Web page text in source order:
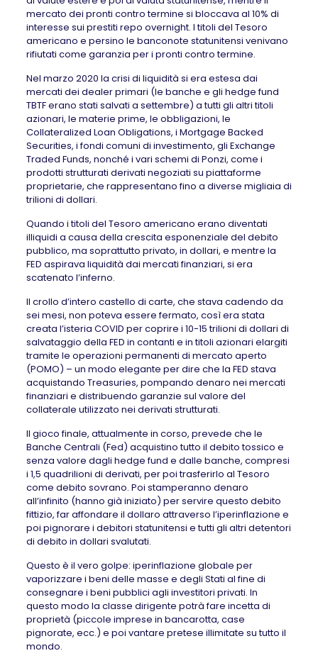
mercato dei pronti contro termine si bloccava al 10% di
interesse sui prestiti repo overnight. I titoli del Tesoro
americano e persino le banconote statunitensi venivano
rifiutati come garanzia per i pronti contro termine.
Nel marzo 2020 la crisi di liquidità si era estesa dai
mercati dei dealer primari (le banche e gli hedge fund
TBTF erano stati salvati a settembre) a tutti gli altri titoli
azionari, le materie prime, le obbligazioni, le
Collateralized Loan Obligations, i Mortgage Backed
Securities, i fondi comuni di investimento, gli Exchange
Traded Funds, nonché i vari schemi di Ponzi, come i
prodotti strutturati derivati negoziati su piattaforme
proprietarie, che rappresentano fino a diverse migliaia di
trilioni di dollari.
Quando i titoli del Tesoro americano erano diventati
illiquidi a causa della crescita esponenziale del debito
pubblico, ma soprattutto privato, in dollari, e mentre la
FED aspirava liquidità dai mercati finanziari, si era
scatenato l’inferno.
Il crollo d’intero castello di carte, che stava cadendo da
sei mesi, non poteva essere fermato, così era stata
creata l’isteria COVID per coprire i 10-15 trilioni di dollari di
salvataggio della FED in contanti e in titoli azionari elargiti
tramite le operazioni permanenti di mercato aperto
(POMO) – un modo elegante per dire che la FED stava
acquistando Treasuries, pompando denaro nei mercati
finanziari e distribuendo garanzie sul valore del
collaterale utilizzato nei derivati strutturati.
Il gioco finale, attualmente in corso, prevede che le
Banche Centrali (Fed) acquistino tutto il debito tossico e
senza valore dagli hedge fund e dalle banche, compresi
i 1,5 quadrilioni di derivati, per poi trasferirlo al Tesoro
come debito sovrano. Poi stamperanno denaro
all’infinito (hanno già iniziato) per servire questo debito
fittizio, far affondare il dollaro attraverso l’iperinflazione e
poi pignorare i debitori statunitensi e tutti gli altri detentori
di debito in dollari svalutati.
Questo è il vero golpe: iperinflazione globale per
vaporizzare i beni delle masse e degli Stati al fine di
consegnare i beni pubblici agli investitori privati. In
questo modo la classe dirigente potrà fare incetta di
proprietà (piccole imprese in bancarotta, case
pignorate, ecc.) e poi vantare pretese illimitate su tutto il
mondo.